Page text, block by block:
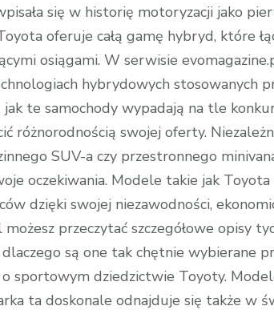
się w historię motoryzacji jako
oferuje całą gamę hybryd, które
osiągami. W serwisie
hybrydowych stosowanych
jak te samochody wypadają na tle
różnorodnością swojej oferty.
SUV-a czy przestronnego
oczekiwania. Modele takie jak
dzięki swojej niezawodności,
przeczytać szczegółowe opisy
są one tak chętnie wybierane
sportowym dziedzictwie Toyoty.
ta doskonale odnajduje się także w